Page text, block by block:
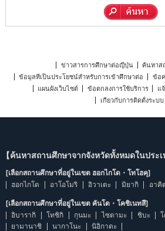
ข่าวสารการศึกษาต่อญี่ปุ่น
ค้นหาส
ข้อมูลที่เป็นประโยชน์สำหรับการเข้าศึกษาต่อ
ข้อ
แผนผังเว็บไซต์
ข้อตกลงการใช้บริการ
แ
เกี่ยวกับการติดตั้งระบบ
【ค้นหาสถานศึกษาจากจังหวัดทั้งหมดในประเ
[เลือกสถานศึกษาที่อยู่ในเขต ฮอกไกโด・โทโฮคุ]
ฮอกไกโด
อาโอโมริ อิวาเตะ มิยากิ อาคิ
[เลือกสถานศึกษาที่อยู่ในเขต คันโต・โคชิเนทสึ]
อิบารากิ
โทชิกิ กุนมะ ไซตามะ ชิบะ
ยามานาชิ
นากาโนะ นิอิกาตะ